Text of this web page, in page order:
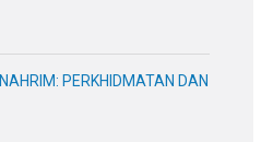
PERKHIDMATAN DAN